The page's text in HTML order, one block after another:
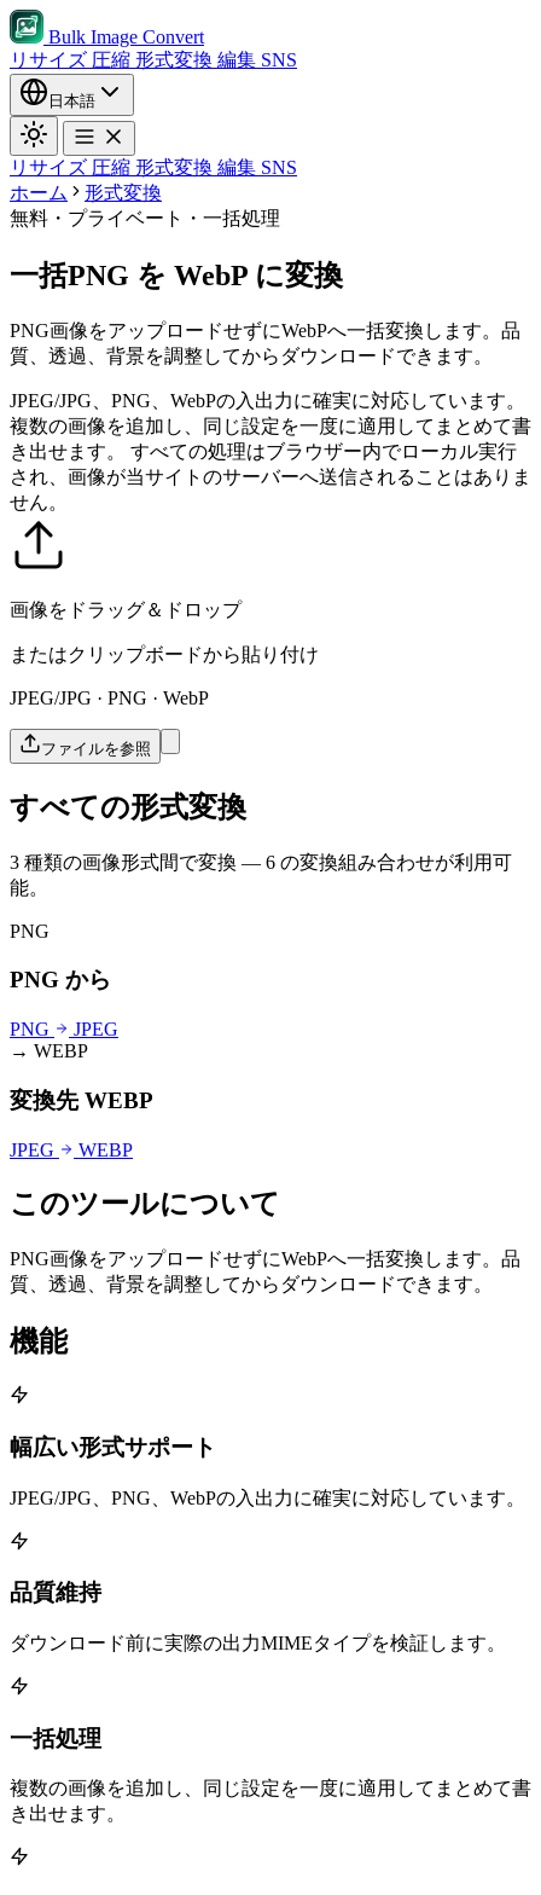
Bulk Image Convert
リサイズ 圧縮 形式変換 編集 SNS
日本語
リサイズ 圧縮 形式変換 編集 SNS
ホーム
形式変換
無料・プライベート・一括処理
一括PNG を WebP に変換
PNG画像をアップロードせずにWebPへ一括変換します。品
質、透過、背景を調整してからダウンロードできます。
JPEG/JPG、PNG、WebPの入出力に確実に対応しています。
複数の画像を追加し、同じ設定を一度に適用してまとめて書
き出せます。 すべての処理はブラウザー内でローカル実行
され、画像が当サイトのサーバーへ送信されることはありま
せん。
画像をドラッグ＆ドロップ
またはクリップボードから貼り付け
JPEG/JPG · PNG · WebP
ファイルを参照
すべての形式変換
3 種類の画像形式間で変換 — 6 の変換組み合わせが利用可
能。
PNG
PNG から
PNG
JPEG
→ WEBP
変換先 WEBP
JPEG WEBP
このツールについて
PNG画像をアップロードせずにWebPへ一括変換します。品
質、透過、背景を調整してからダウンロードできます。
機能
幅広い形式サポート
JPEG/JPG、PNG、WebPの入出力に確実に対応しています。
品質維持
ダウンロード前に実際の出力MIMEタイプを検証します。
一括処理
複数の画像を追加し、同じ設定を一度に適用してまとめて書
き出せます。